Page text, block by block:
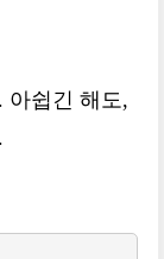
아쉽긴 해도,